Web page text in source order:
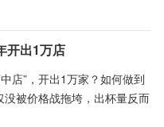
开出1万店
店”，开出1万家？如何做到
被价格战拖垮，出杯量反而